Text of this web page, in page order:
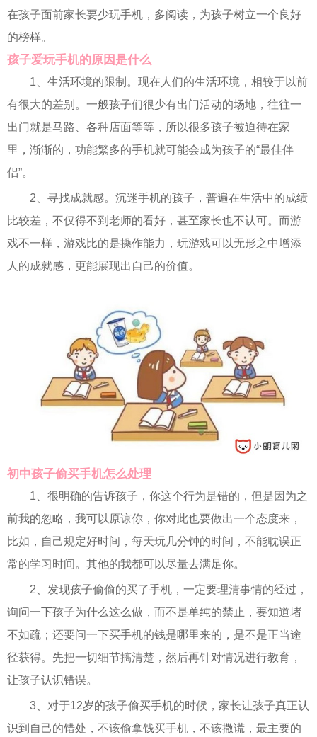
在孩子面前家长要少玩手机，多阅读，为孩子树立一个良好
的榜样。
孩子爱玩手机的原因是什么
1、生活环境的限制。现在人们的生活环境，相较于以前
有很大的差别。一般孩子们很少有出门活动的场地，往往一
出门就是马路、各种店面等等，所以很多孩子被迫待在家
里，渐渐的，功能繁多的手机就可能会成为孩子的“最佳伴
侣”。
2、寻找成就感。沉迷手机的孩子，普遍在生活中的成绩
比较差，不仅得不到老师的看好，甚至家长也不认可。而游
戏不一样，游戏比的是操作能力，玩游戏可以无形之中增添
人的成就感，更能展现出自己的价值。
初中孩子偷买手机怎么处理
1、很明确的告诉孩子，你这个行为是错的，但是因为之
前我的忽略，我可以原谅你，你对此也要做出一个态度来，
比如，自己规定好时间，每天玩几分钟的时间，不能耽误正
常的学习时间。其他的我都可以尽量去满足你。
2、发现孩子偷偷的买了手机，一定要理清事情的经过，
询问一下孩子为什么这么做，而不是单纯的禁止，要知道堵
不如疏；还要问一下买手机的钱是哪里来的，是不是正当途
径获得。先把一切细节搞清楚，然后再针对情况进行教育，
让孩子认识错误。
3、对于12岁的孩子偷买手机的时候，家长让孩子真正认
识到自己的错处，不该偷拿钱买手机，不该撒谎，最主要的